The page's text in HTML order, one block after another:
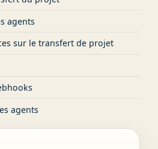
agents
sur le transfert de projet
agents